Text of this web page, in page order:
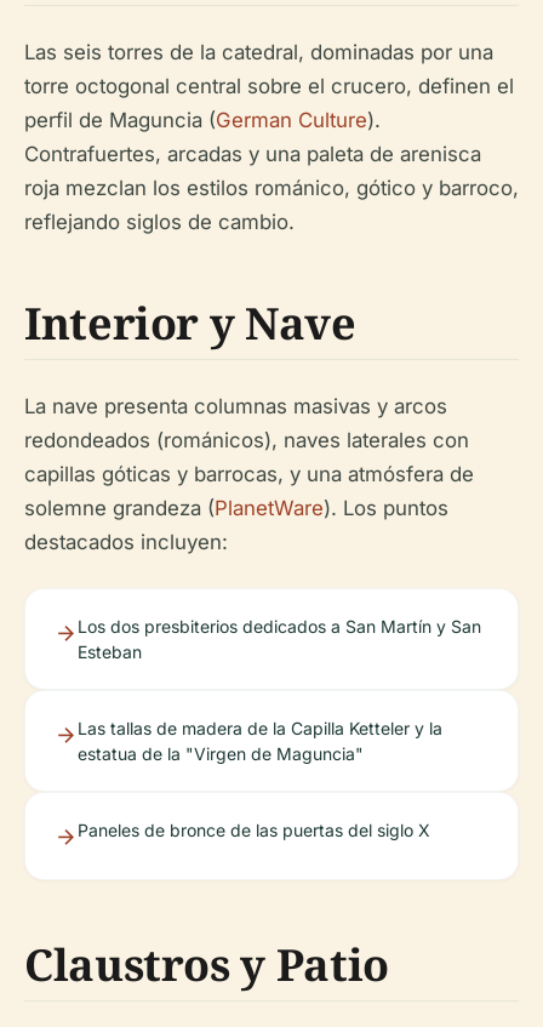
Las seis torres de la catedral, dominadas por una
torre octogonal central sobre el crucero, definen el
perfil de Maguncia (German Culture).
Contrafuertes, arcadas y una paleta de arenisca
roja mezclan los estilos románico, gótico y barroco,
reflejando siglos de cambio.
Interior y Nave
La nave presenta columnas masivas y arcos
redondeados (románicos), naves laterales con
capillas góticas y barrocas, y una atmósfera de
solemne grandeza (PlanetWare). Los puntos
destacados incluyen:
Los dos presbiterios dedicados a San Martín y San
Esteban
Las tallas de madera de la Capilla Ketteler y la
estatua de la "Virgen de Maguncia"
Paneles de bronce de las puertas del siglo X
Claustros y Patio